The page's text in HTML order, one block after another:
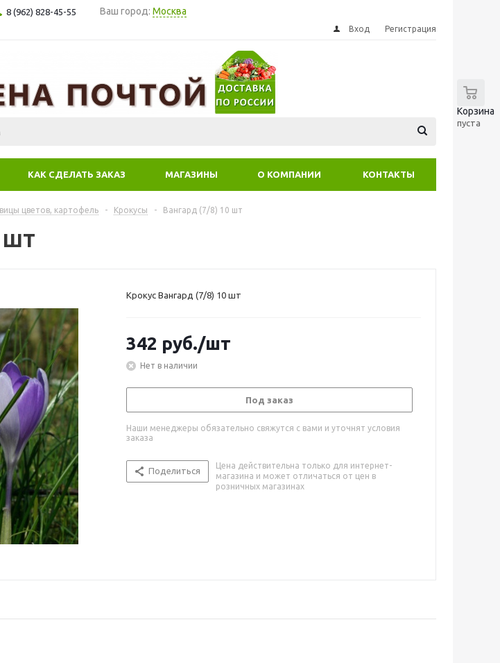
8 (962) 828-45-55 Ваш город: Москва
Вход Регистрация
Корзина
пуста
КАК СДЕЛАТЬ ЗАКАЗ МАГАЗИНЫ О КОМПАНИИ КОНТАКТЫ
цветов, картофель - Крокусы - Вангард (7/8) 10 шт
шт
Крокус Вангард (7/8) 10 шт
342 руб./шт
Нет в наличии
Под заказ
Наши менеджеры обязательно свяжутся с вами и уточнят условия
заказа
Поделиться
Цена действительна только для интернет-
магазина и может отличаться от цен в
розничных магазинах